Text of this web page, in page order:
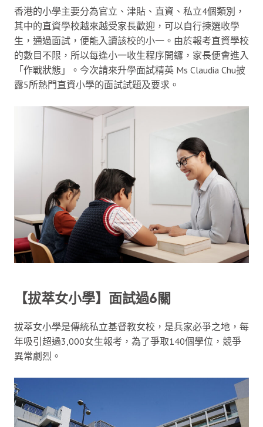
香港的小學主要分為官立、津貼、直資、私立4個類別，
其中的直資學校越來越受家長歡迎，可以自行揀選收學
生，通過面試，便能入讀該校的小一。由於報考直資學校
的數目不限，所以每逢小一收生程序開鑼，家長便會進入
「作戰狀態」。今次請來升學面試精英 Ms Claudia Chu披
露5所熱門直資小學的面試試題及要求。
【拔萃女小學】面試過6關
拔萃女小學是傳統私立基督教女校，是兵家必爭之地，每
年吸引超過3,000女生報考，為了爭取140個學位，競爭
異常劇烈。